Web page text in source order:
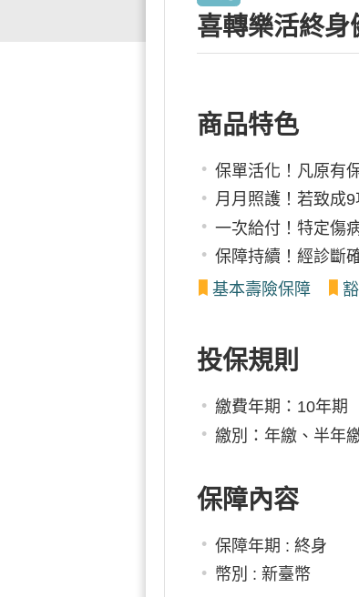
喜轉樂活終身
商品特色
保單活化！凡原有
月月照護！若致成
一次給付！特定傷
保障持續！經診斷
基本壽險保障
投保規則
繳費年期：10年期
繳別：年繳、半年
保障內容
保障年期 : 終身
幣別 : 新臺幣